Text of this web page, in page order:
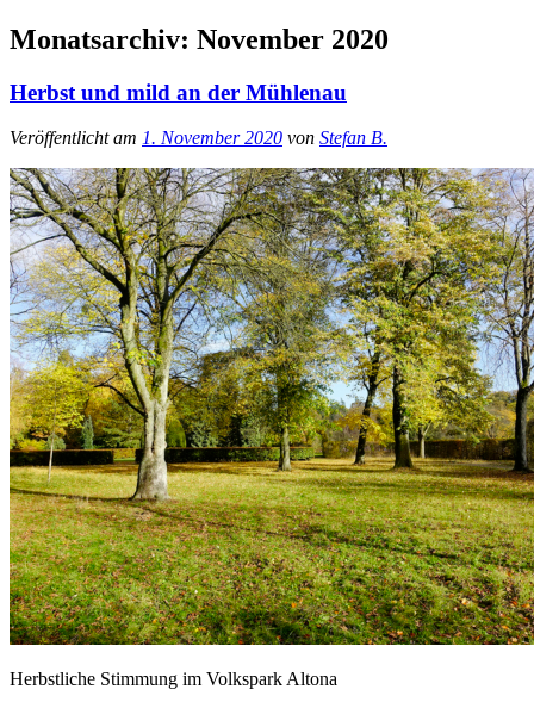
Monatsarchiv: November 2020
Herbst und mild an der Mühlenau
Veröffentlicht am 1. November 2020 von Stefan B.
Herbstliche Stimmung im Volkspark Altona